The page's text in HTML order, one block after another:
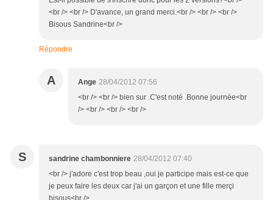
<br /> <br /> D'avance, un grand merci.<br /> <br /> <br />
Bisous Sandrine<br />
Répondre
A Ange 28/04/2012 07:56
<br /> <br /> bien sur .C'est noté .Bonne journée<br
/> <br /> <br /> <br />
S sandrine chambonniere 28/04/2012 07:40
<br /> j'adore c'est trop beau ,oui je participe mais est-ce que
je peux faire les deux car j'ai un garçon et une fille merçi
bisous<br />